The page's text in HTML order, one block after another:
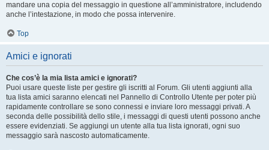
mandare una copia del messaggio in questione all’amministratore, includendo
anche l’intestazione, in modo che possa intervenire.
Top
Amici e ignorati
Che cos’è la mia lista amici e ignorati?
Puoi usare queste liste per gestire gli iscritti al Forum. Gli utenti aggiunti alla
tua lista amici saranno elencati nel Pannello di Controllo Utente per poter più
rapidamente controllare se sono connessi e inviare loro messaggi privati. A
seconda delle possibilità dello stile, i messaggi di questi utenti possono anche
essere evidenziati. Se aggiungi un utente alla tua lista ignorati, ogni suo
messaggio sarà nascosto automaticamente.